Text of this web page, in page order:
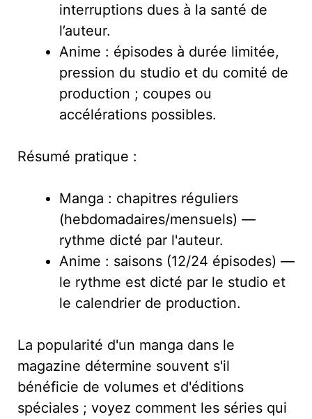
interruptions dues à la santé de
l’auteur.
Anime : épisodes à durée limitée,
pression du studio et du comité de
production ; coupes ou
accélérations possibles.
Résumé pratique :
Manga : chapitres réguliers
(hebdomadaires/mensuels) —
rythme dicté par l'auteur.
Anime : saisons (12/24 épisodes) —
le rythme est dicté par le studio et
le calendrier de production.
La popularité d'un manga dans le
magazine détermine souvent s'il
bénéficie de volumes et d'éditions
spéciales ; voyez comment les séries qui